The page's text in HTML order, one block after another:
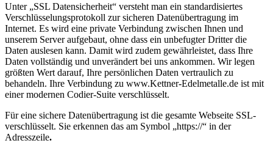
Unter „SSL Datensicherheit“ versteht man ein standardisiertes
Verschlüsselungsprotokoll zur sicheren Datenübertragung im
Internet. Es wird eine private Verbindung zwischen Ihnen und
unserem Server aufgebaut, ohne dass ein unbefugter Dritter die
Daten auslesen kann. Damit wird zudem gewährleistet, dass Ihre
Daten vollständig und unverändert bei uns ankommen. Wir legen
größten Wert darauf, Ihre persönlichen Daten vertraulich zu
behandeln. Ihre Verbindung zu www.Kettner-Edelmetalle.de ist mit
einer modernen Codier-Suite verschlüsselt.
Für eine sichere Datenübertragung ist die gesamte Webseite SSL-
verschlüsselt. Sie erkennen das am Symbol „https://“ in der
Adresszeile.